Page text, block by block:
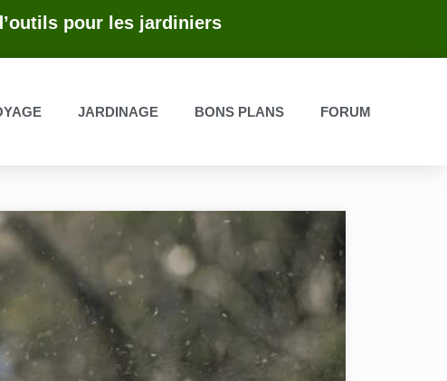
pour les jardiniers
JARDINAGE BONS PLANS FORUM